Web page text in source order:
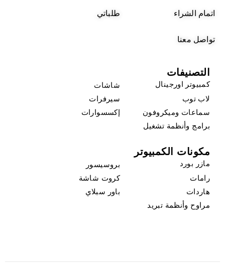
اتمام الشراء طلباتي
تواصل معنا
التصنيفات
كمبيوتر اورجينال
شاشات
لاب توب
سيرفرات
سماعات وميكروفون
إكسسوارات
برامج وأنظمة تشغيل
مكونات الكمبيوتر
مازر بورد
بروسيسور
رامات
كروت شاشة
هاردات
باور سبلاي
مراوح وأنظمة تبريد